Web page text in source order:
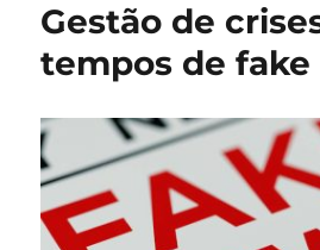
Gestão de
tempos de fake